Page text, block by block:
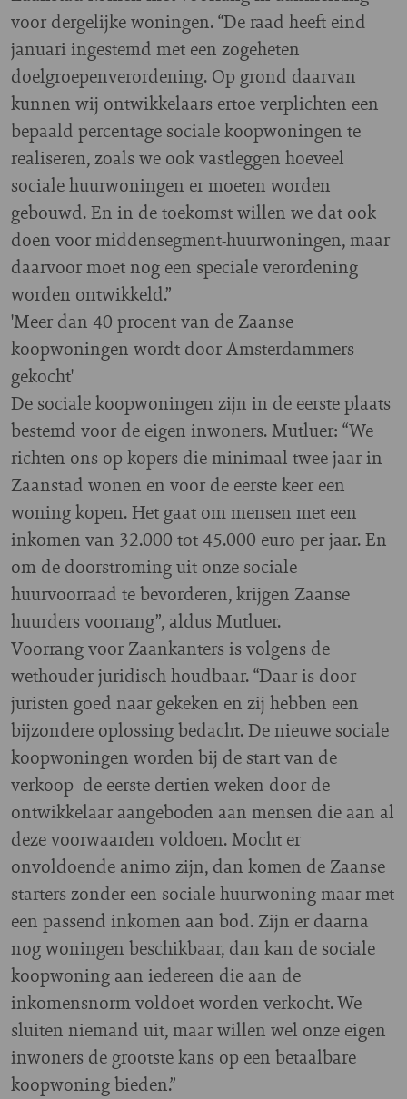
voor dergelijke woningen. “De raad heeft eind
januari ingestemd met een zogeheten
doelgroepenverordening. Op grond daarvan
kunnen wij ontwikkelaars ertoe verplichten een
bepaald percentage sociale koopwoningen te
realiseren, zoals we ook vastleggen hoeveel
sociale huurwoningen er moeten worden
gebouwd. En in de toekomst willen we dat ook
doen voor middensegment-huurwoningen, maar
daarvoor moet nog een speciale verordening
worden ontwikkeld.”
'Meer dan 40 procent van de Zaanse
koopwoningen wordt door Amsterdammers
gekocht'
De sociale koopwoningen zijn in de eerste plaats
bestemd voor de eigen inwoners. Mutluer: “We
richten ons op kopers die minimaal twee jaar in
Zaanstad wonen en voor de eerste keer een
woning kopen. Het gaat om mensen met een
inkomen van 32.000 tot 45.000 euro per jaar. En
om de doorstroming uit onze sociale
huurvoorraad te bevorderen, krijgen Zaanse
huurders voorrang”, aldus Mutluer.
Voorrang voor Zaankanters is volgens de
wethouder juridisch houdbaar. “Daar is door
juristen goed naar gekeken en zij hebben een
bijzondere oplossing bedacht. De nieuwe sociale
koopwoningen worden bij de start van de
verkoop de eerste dertien weken door de
ontwikkelaar aangeboden aan mensen die aan al
deze voorwaarden voldoen. Mocht er
onvoldoende animo zijn, dan komen de Zaanse
starters zonder een sociale huurwoning maar met
een passend inkomen aan bod. Zijn er daarna
nog woningen beschikbaar, dan kan de sociale
koopwoning aan iedereen die aan de
inkomensnorm voldoet worden verkocht. We
sluiten niemand uit, maar willen wel onze eigen
inwoners de grootste kans op een betaalbare
koopwoning bieden.”